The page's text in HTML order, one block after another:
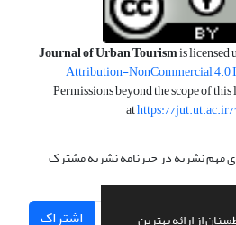
از ارائه بهترین
Journal of Urban Tourismis licensed
Attribution-NonCommercial 4.0
Permissions beyond the scope of
athttps://jut.ut.ac.ir/
مهم نشریه در خبرنامه نشریه مشترک
اشتراک